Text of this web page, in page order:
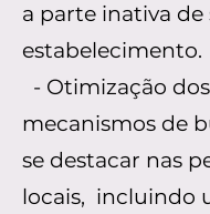
a parte inativa de
estabelecimento.
- Otimização dos
mecanismos de
se destacar nas
locais, incluindo